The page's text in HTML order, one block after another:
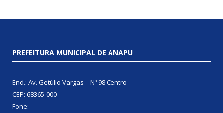
PREFEITURA MUNICIPAL DE ANAPU
End.: Av. Getúlio Vargas – Nº 98 Centro
CEP: 68365-000
Fone: